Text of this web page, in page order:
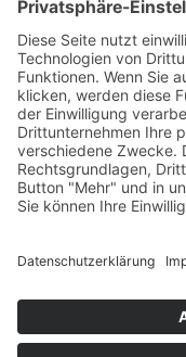
Startseite
Impressum